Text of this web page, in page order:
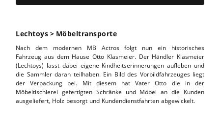
Lechtoys > Möbeltransporte
Nach dem modernen MB Actros folgt nun ein historisches
Fahrzeug aus dem Hause Otto Klasmeier. Der Händler Klasmeier
(Lechtoys) lässt dabei eigene Kindheitserinnerungen aufleben und
die Sammler daran teilhaben. Ein Bild des Vorbildfahrzeuges liegt
der Verpackung bei. Mit diesem hat Vater Otto die in der
Möbeltischlerei gefertigten Schränke und Möbel an die Kunden
ausgeliefert, Holz besorgt und Kundendienstfahrten abgewickelt.